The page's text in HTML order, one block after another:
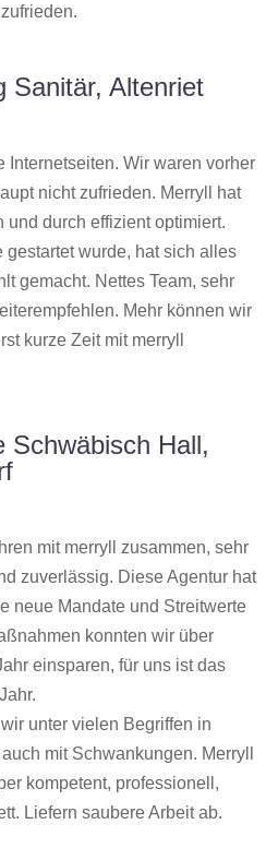
Sanitär, Altenriet
Internetseiten. Wir waren vorher
nicht zufrieden. Merryll hat
durch effizient optimiert.
gestartet wurde, hat sich alles
gemacht. Nettes Team, sehr
Mehr können wir
kurze Zeit mit merryll
Schwäbisch Hall,
mit merryll zusammen, sehr
zuverlässig. Diese Agentur hat
neue Mandate und Streitwerte
konnten wir über
einsparen, für uns ist das
unter vielen Begriffen in
mit Schwankungen. Merryll
kompetent, professionell,
Liefern saubere Arbeit ab.